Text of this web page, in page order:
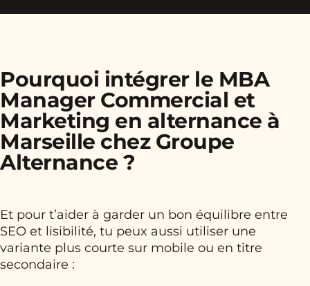
Pourquoi intégrer le MBA
Manager Commercial et
Marketing en alternance à
Marseille chez Groupe
Alternance ?
Et pour t’aider à garder un bon équilibre entre
SEO et lisibilité, tu peux aussi utiliser une
variante plus courte sur mobile ou en titre
secondaire :